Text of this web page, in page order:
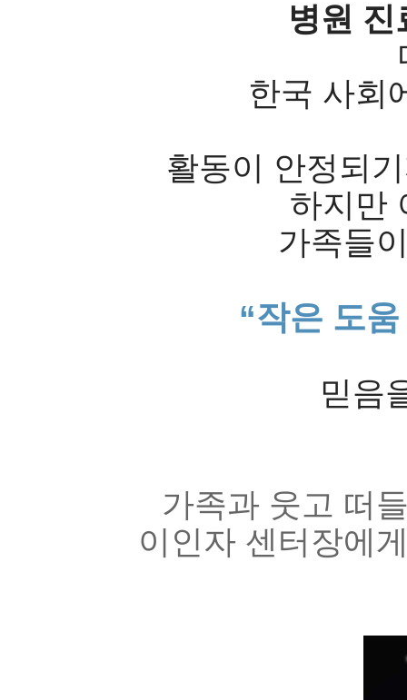
병원
한국 사회
활동이 안정되
하지만
가족들
“작은 도
믿음
가족과 웃고 떠
이인자 센터장에